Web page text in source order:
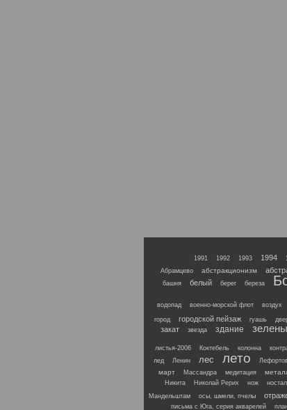
1991 1992 1993 1994
Абрамцево
абстракционизм
башня
белый берег береза
водопад военно-морской флот воздух
город городской пейзаж гуашь
закат
звезда здание
листья-2006 Коктебель колонна
лед
Ленин лес лето
март Массандра медитация
Никита Николай Рерих нож
Мандельштам
осы, шмели, пчелы
письма с Юга, серия акварелей